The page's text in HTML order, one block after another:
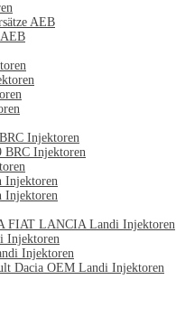
AEB
Injektoren
Injektoren
Injektoren
Injektoren
FIAT LANCIA Landi Injektoren
Injektoren
Injektoren
Dacia OEM Landi Injektoren